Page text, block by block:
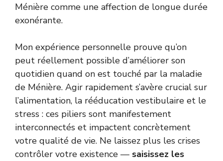
Ménière comme une affection de longue durée
exonérante.
Mon expérience personnelle prouve qu’on
peut réellement possible d’améliorer son
quotidien quand on est touché par la maladie
de Ménière. Agir rapidement s’avère crucial sur
l’alimentation, la rééducation vestibulaire et le
stress : ces piliers sont manifestement
interconnectés et impactent concrètement
votre qualité de vie. Ne laissez plus les crises
contrôler votre existence — saisissez les